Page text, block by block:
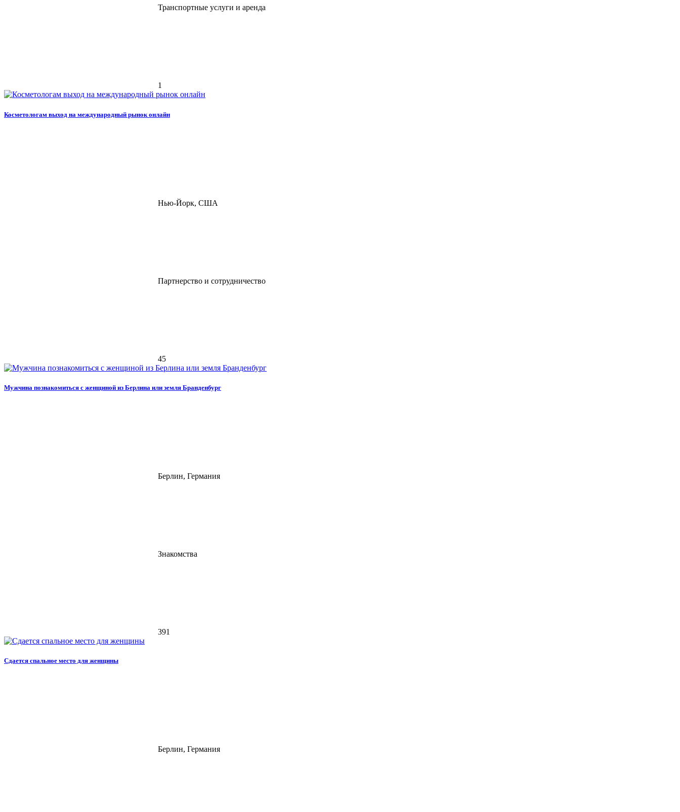
Транспортные услуги и аренда
1
Косметологам выход на международный рынок онлайн
Нью-Йорк, США
Партнерство и сотрудничество
45
Мужчина познакомиться с женщиной из Берлина или земля Бранденбург
Берлин, Германия
Знакомства
391
Сдается спальное место для женщины
Берлин, Германия